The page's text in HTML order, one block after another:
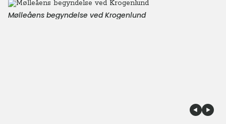
Mølleåens begyndelse ved Krogenlund